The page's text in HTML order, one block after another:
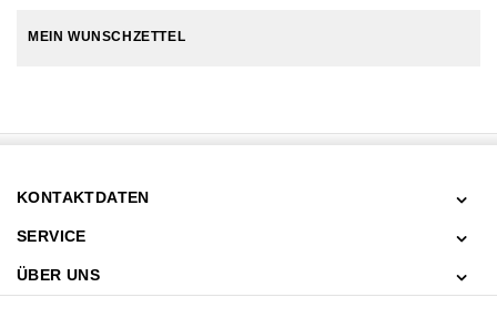
MEIN WUNSCHZETTEL
KONTAKTDATEN
SERVICE
ÜBER UNS